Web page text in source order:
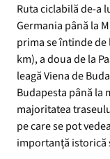
Ruta ciclabilă de-a
Germania până la
prima se întinde de
km), a doua de la
leagă Viena de
Budapesta până la
majoritatea
pe care se pot
importanță istorică